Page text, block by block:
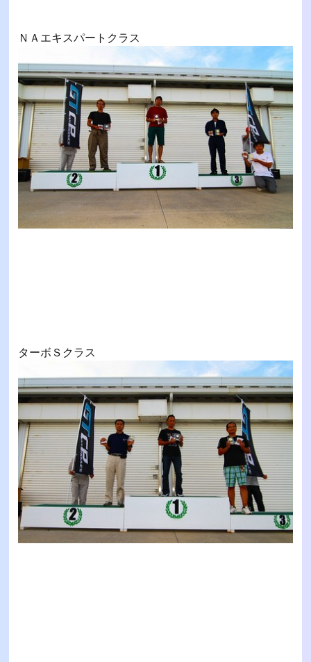
ＮＡエキスパートクラス
ターボＳクラス